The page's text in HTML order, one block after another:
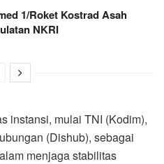
1/Roket Kostrad Asah
NKRI
instansi, mulai TNI (Kodim),
(Dishub), sebagai
menjaga stabilitas